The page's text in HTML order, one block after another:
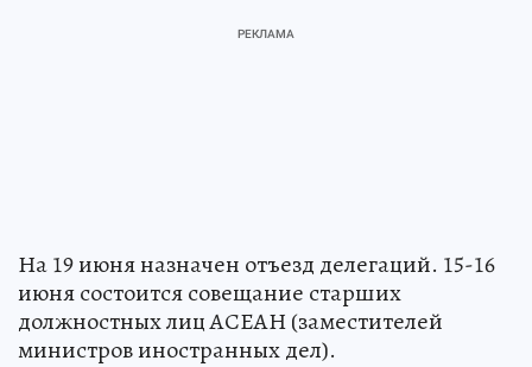
На 19 июня назначен отъезд делегаций. 15-16
июня состоится совещание старших
должностных лиц АСЕАН (заместителей
министров иностранных дел).